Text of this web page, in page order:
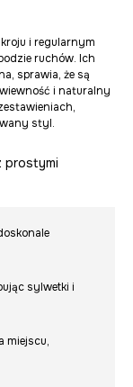
i regularnym
ruchów. Ich
sprawia, że są
i naturalny
styl.
prostymi
sylwetki i
miejscu,